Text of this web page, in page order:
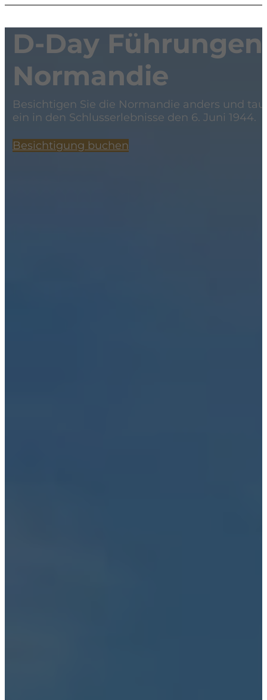
D-Day
Normandie
Besichtigen Sie die Normandie anders und
ein in den Schlusserlebnisse den 6. Juni 1944.
Besichtigung buchen